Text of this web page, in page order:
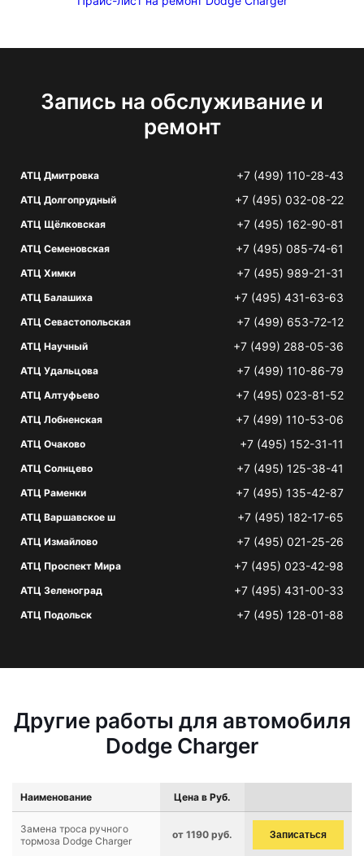
Запись на обслуживание и
ремонт
АТЦ Дмитровка +7 (499) 110-28-43
АТЦ Долгопрудный +7 (495) 032-08-22
АТЦ Щёлковская +7 (495) 162-90-81
АТЦ Семеновская +7 (495) 085-74-61
АТЦ Химки +7 (495) 989-21-31
АТЦ Балашиха +7 (495) 431-63-63
АТЦ Севастопольская +7 (499) 653-72-12
АТЦ Научный +7 (499) 288-05-36
АТЦ Удальцова +7 (499) 110-86-79
АТЦ Алтуфьево +7 (495) 023-81-52
АТЦ Лобненская +7 (499) 110-53-06
АТЦ Очаково +7 (495) 152-31-11
АТЦ Солнцево +7 (495) 125-38-41
АТЦ Раменки +7 (495) 135-42-87
АТЦ Варшавское ш +7 (495) 182-17-65
АТЦ Измайлово +7 (495) 021-25-26
АТЦ Проспект Мира +7 (495) 023-42-98
АТЦ Зеленоград +7 (495) 431-00-33
АТЦ Подольск +7 (495) 128-01-88
Другие работы для автомобиля
Dodge Charger
Наименование Цена в Руб.
Замена троса ручного
тормоза Dodge Charger
от 1190 руб. Записаться